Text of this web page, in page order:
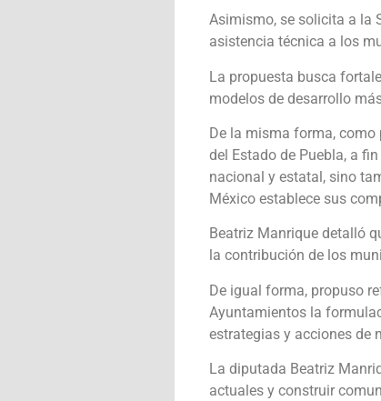
Asimismo, se solicita a la
asistencia técnica a los
La propuesta busca
modelos de desarrollo
De la misma forma,
del Estado de Puebla, a
nacional y estatal, sino
México establece sus
Beatriz Manrique detalló
la contribución de los
De igual forma, propuso
Ayuntamientos la
estrategias y acciones de
La diputada Beatriz
actuales y construir